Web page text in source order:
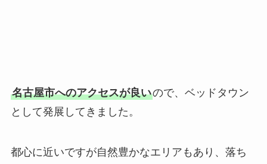
名古屋市へのアクセスが良いので、ベッドタウン
として発展してきました。
都心に近いですが自然豊かなエリアもあり、落ち